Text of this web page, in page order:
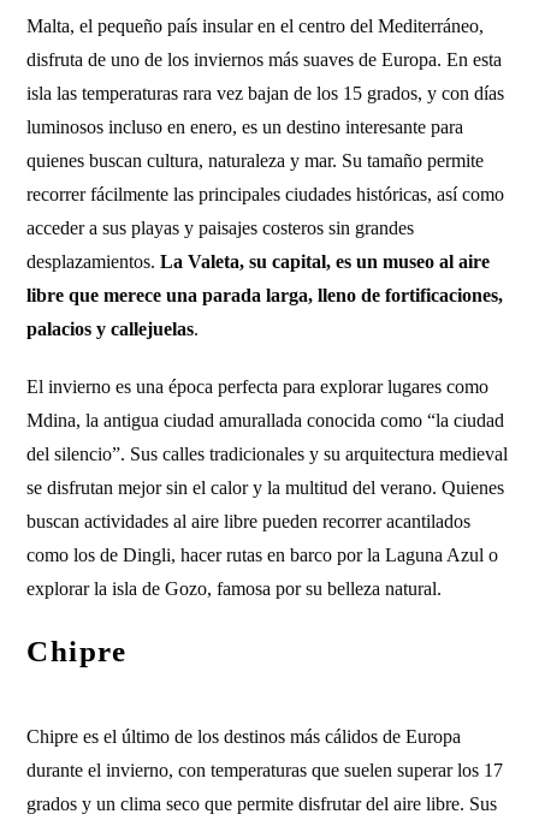
Malta, el pequeño país insular en el centro del Mediterráneo,
disfruta de uno de los inviernos más suaves de Europa. En esta
isla las temperaturas rara vez bajan de los 15 grados, y con días
luminosos incluso en enero, es un destino interesante para
quienes buscan cultura, naturaleza y mar. Su tamaño permite
recorrer fácilmente las principales ciudades históricas, así como
acceder a sus playas y paisajes costeros sin grandes
desplazamientos.La Valeta, su capital, es un museo al aire
libre que merece una parada larga, lleno de fortificaciones,
palacios y callejuelas.
El invierno es una época perfecta para explorar lugares como
Mdina, la antigua ciudad amurallada conocida como “la ciudad
del silencio”. Sus calles tradicionales y su arquitectura medieval
se disfrutan mejor sin el calor y la multitud del verano. Quienes
buscan actividades al aire libre pueden recorrer acantilados
como los de Dingli, hacer rutas en barco por la Laguna Azul o
explorar la isla de Gozo, famosa por su belleza natural.
Chipre
Chipre es el último de los destinos más cálidos de Europa
durante el invierno, con temperaturas que suelen superar los 17
grados y un clima seco que permite disfrutar del aire libre. Sus